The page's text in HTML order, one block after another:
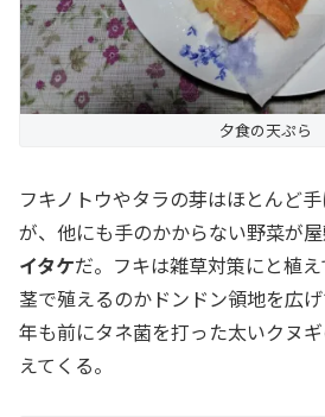
夕食の天ぷら
フキノトウやタラの芽はほとんど
が、他にも手のかからない野菜が屋
イタケだ。フキは雑草対策にと植
茎で殖えるのかドンドン領地を広
年も前にタネ菌を打った太いクヌ
えてくる。